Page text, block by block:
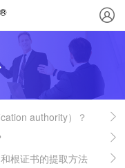
authority）？
根证书的提取方法